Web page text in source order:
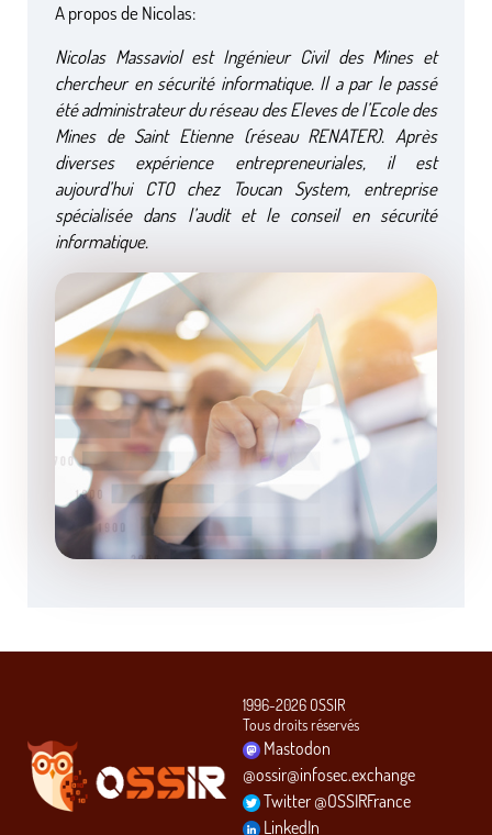
A propos de Nicolas:
Nicolas Massaviol est Ingénieur Civil des Mines et
chercheur en sécurité informatique. Il a par le passé
été administrateur du réseau des Eleves de l’Ecole des
Mines de Saint Etienne (réseau RENATER). Après
diverses expérience entrepreneuriales, il est
aujourd’hui CTO chez Toucan System, entreprise
spécialisée dans l’audit et le conseil en sécurité
informatique.
1996-2026 OSSIR
Tous droits réservés
Mastodon
@ossir@infosec.exchange
Twitter @OSSIRFrance
LinkedIn